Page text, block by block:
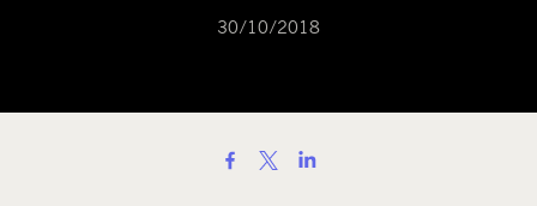
30/10/2018